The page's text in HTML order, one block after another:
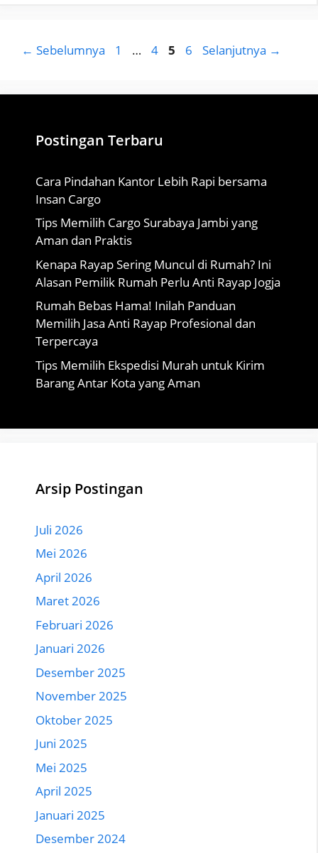
← Sebelumnya Halaman
1 … Halaman
4 Halaman
5 Halaman
6 Selanjutnya →
Postingan Terbaru
Cara Pindahan Kantor Lebih Rapi bersama
Insan Cargo
Tips Memilih Cargo Surabaya Jambi yang
Aman dan Praktis
Kenapa Rayap Sering Muncul di Rumah? Ini
Alasan Pemilik Rumah Perlu Anti Rayap Jogja
Rumah Bebas Hama! Inilah Panduan
Memilih Jasa Anti Rayap Profesional dan
Terpercaya
Tips Memilih Ekspedisi Murah untuk Kirim
Barang Antar Kota yang Aman
Arsip Postingan
Juli 2026
Mei 2026
April 2026
Maret 2026
Februari 2026
Januari 2026
Desember 2025
November 2025
Oktober 2025
Juni 2025
Mei 2025
April 2025
Januari 2025
Desember 2024